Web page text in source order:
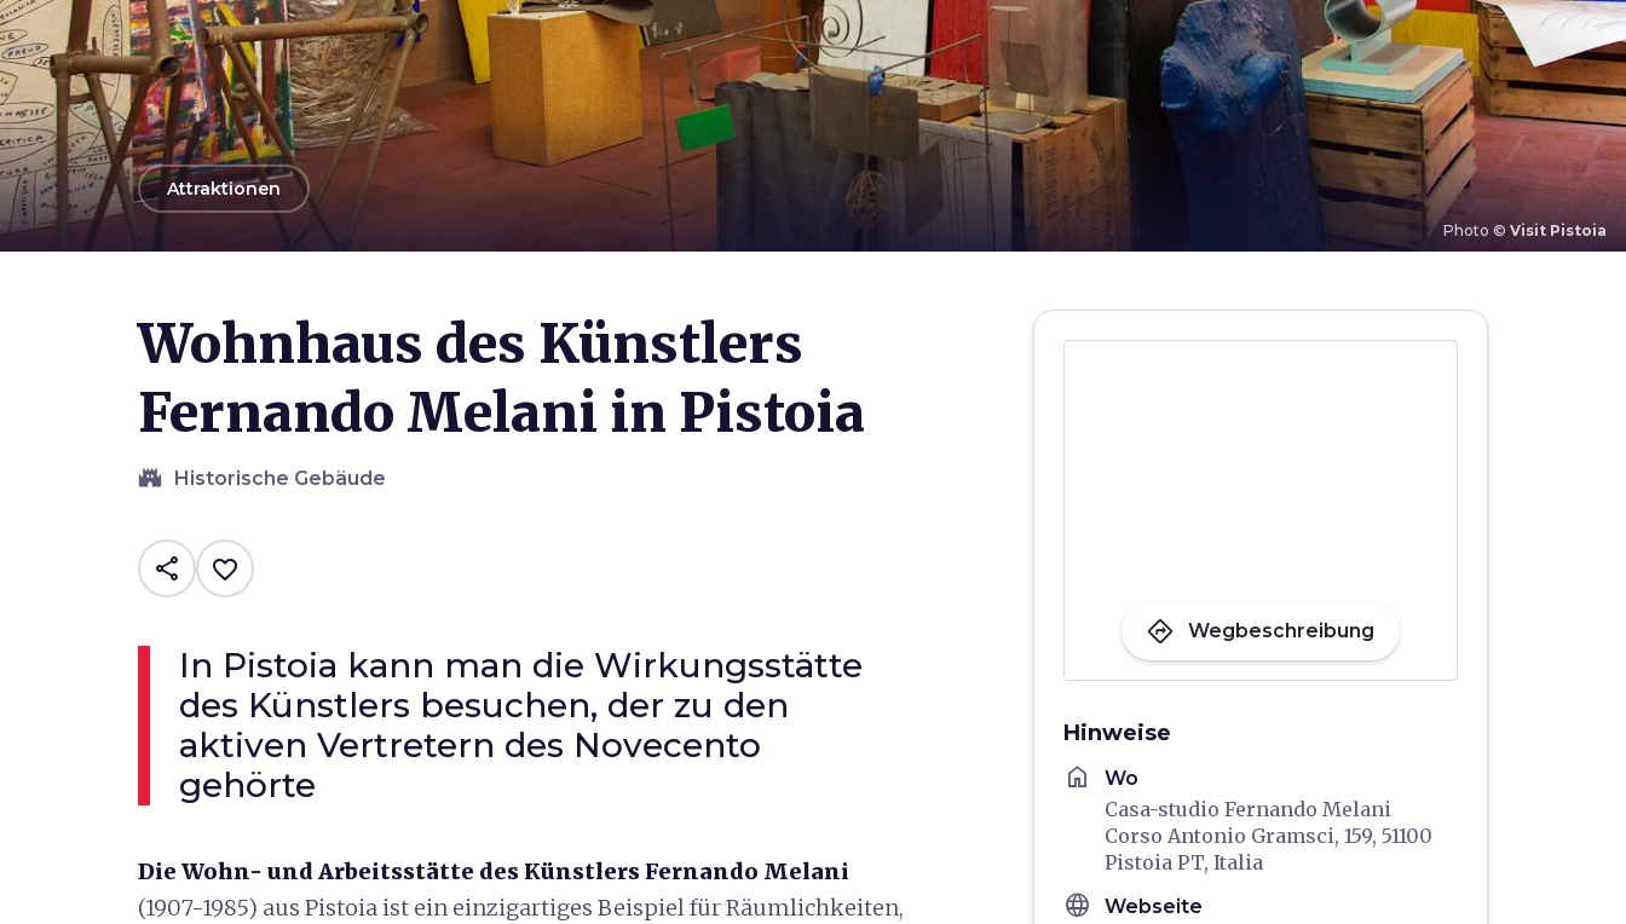
Photo © Visit Pistoia
arrow_backAttraktionen
Wohnhaus des Künstlers
Fernando Melani in Pistoia
castle Historische Gebäude
share favorite_border
In Pistoia kann man die Wirkungsstätte
des Künstlers besuchen, der zu den
aktiven Vertretern des Novecento
gehörte
Die Wohn- und Arbeitsstätte des Künstlers Fernando Melani
(1907-1985) aus Pistoia ist ein einzigartiges Beispiel für Räumlichkeiten,
directions Wegbeschreibung
Hinweise
home Wo
Casa-studio Fernando Melani
Corso Antonio Gramsci, 159, 51100
Pistoia PT, Italia
language Webseite